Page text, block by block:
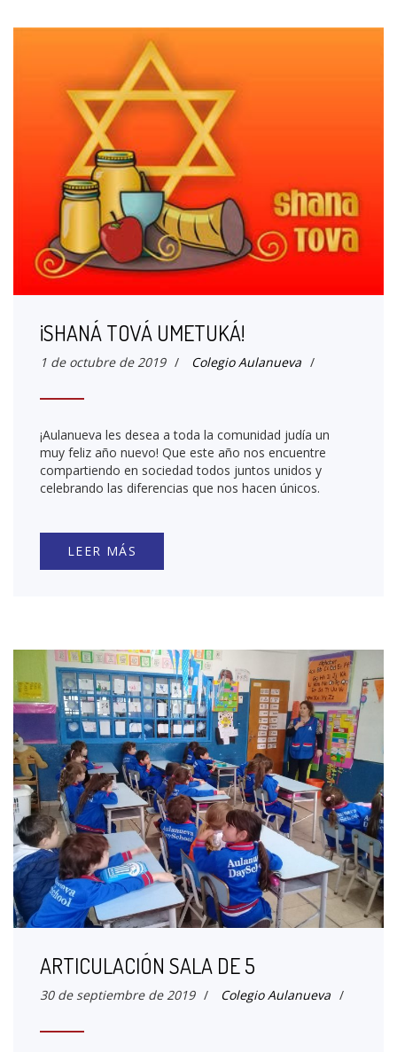
¡SHANÁ TOVÁ UMETUKÁ!
1 de octubre de 2019 / Colegio Aulanueva /
¡Aulanueva les desea a toda la comunidad judía un
muy feliz año nuevo! Que este año nos encuentre
compartiendo en sociedad todos juntos unidos y
celebrando las diferencias que nos hacen únicos.
LEER MÁS
ARTICULACIÓN SALA DE 5
30 de septiembre de 2019 / Colegio Aulanueva /